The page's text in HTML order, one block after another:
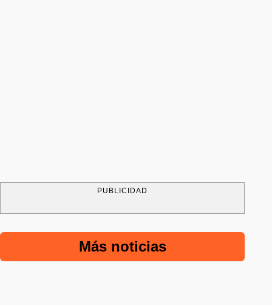
PUBLICIDAD
Más noticias